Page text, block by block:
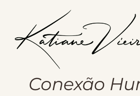
Conexão